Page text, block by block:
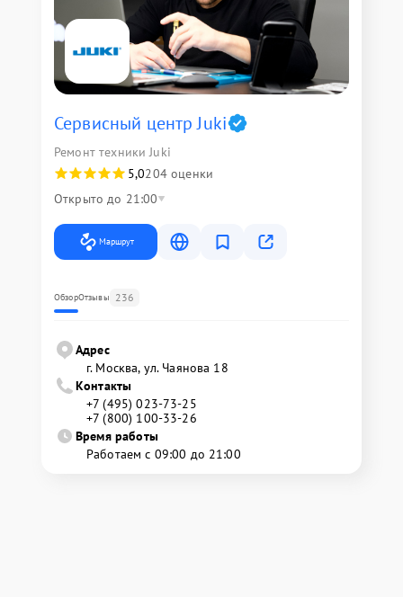
Сервисный центр Juki
Ремонт техники Juki
5,0204 оценки
Открыто до 21:00
Маршрут
ОбзорОтзывы 236
Адрес
г. Москва, ул. Чаянова 18
Контакты
+7 (495) 023-73-25
+7 (800) 100-33-26
Время работы
Работаем с 09:00 до 21:00